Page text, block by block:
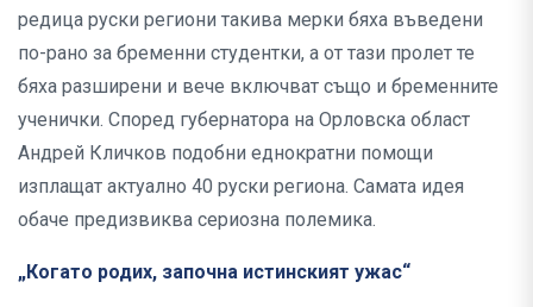
редица руски региони такива мерки бяха въведени
по-рано за бременни студентки, а от тази пролет те
бяха разширени и вече включват също и бременните
ученички. Според губернатора на Орловска област
Андрей Кличков подобни еднократни помощи
изплащат актуално 40 руски региона. Самата идея
обаче предизвиква сериозна полемика.
„Когато родих, започна истинският ужас“